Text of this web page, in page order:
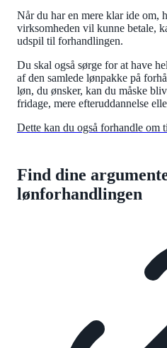
Når du har en mere klar ide om,
virksomheden vil kunne betale,
udspil til forhandlingen.
Du skal også sørge for at have
af den samlede lønpakke på
løn, du ønsker, kan du måske
fridage, mere efteruddannelse
Dette kan du også forhandle om
Find dine
lønforhandlingen